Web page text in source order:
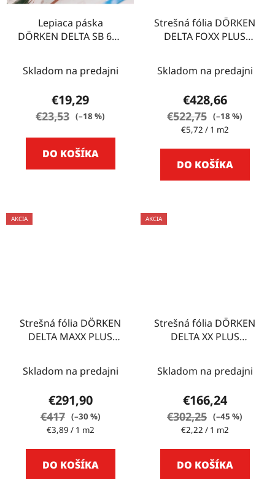
Lepiaca páska
DÖRKEN DELTA SB 60 -
Skladom na predajni
€19,29
€23,53 (–18 %)
DO KOŠÍKA
Strešná fólia DÖRKEN
DELTA FOXX PLUS
Skladom na predajni
€428,66
€522,75 (–18 %)
Jednotková
€5,72 / 1 m2
DO KOŠÍKA
AKCIA
Strešná fólia DÖRKEN
DELTA MAXX PLUS
Skladom na predajni
€291,90
€417 (–30 %)
Jednotková
€3,89 / 1 m2
DO KOŠÍKA
AKCIA
Strešná fólia DÖRKEN
DELTA XX PLUS
Skladom na predajni
€166,24
€302,25 (–45 %)
Jednotková
€2,22 / 1 m2
DO KOŠÍKA